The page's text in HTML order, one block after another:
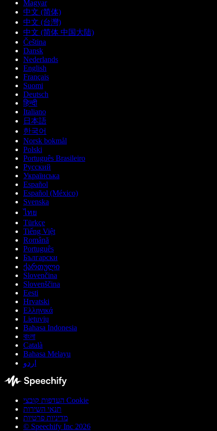
Magyar
中文 (简体)
中文 (台灣)
中文 (简体 中国大陆)
Čeština
Dansk
Nederlands
English
Français
Suomi
Deutsch
हिन्दी
Italiano
日本語
한국어
Norsk bokmål
Polski
Português Brasileiro
Русский
Українська
Español
Español (México)
Svenska
ไทย
Türkçe
Tiếng Việt
Română
Português
Български
ქართული
Slovenčina
Slovenščina
Eesti
Hrvatski
Ελληνικά
Lietuvių
Bahasa Indonesia
বাংলা
Català
Bahasa Melayu
اردو
העדפות קובצי Cookie
תנאי השירות
מדיניות פרטיות
© Speechify Inc 2026